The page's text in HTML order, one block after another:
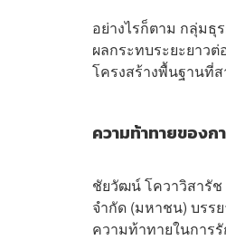
อย่างไรก็ตาม กลุ่มธุ
ผลกระทบระยะยาว
โครงสร้างพื้นฐานที่
ความท้าทายของก
ชัยวัฒน์ โควาวิสารัช
จำกัด (มหาชน) บรรย
ความท้าทายในการ